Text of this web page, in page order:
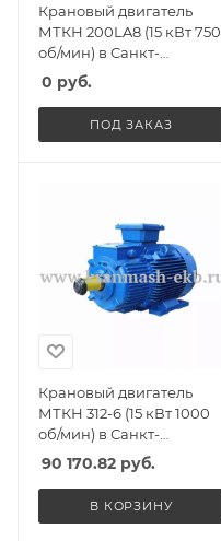
Крановый двигатель
МТКН 200LA8 (15 кВт 750
об/мин) в Санкт-
Петербурге, Спб
0 руб.
ПОД ЗАКАЗ
Крановый двигатель
МТКН 312-6 (15 кВт 1000
об/мин) в Санкт-
Петербурге, Спб
90 170.82 руб.
В КОРЗИНУ